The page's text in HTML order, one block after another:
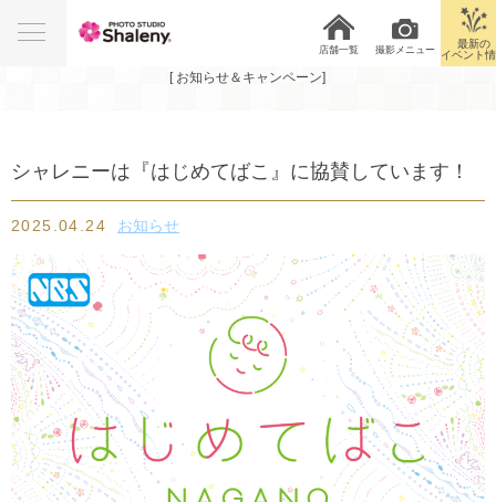
店舗一覧 撮影メニュー
最新の
イベント
News&Campaign
[ お知らせ＆キャンペーン]
シャレニーは『はじめてばこ』に協賛しています！
2025.04.24 お知らせ